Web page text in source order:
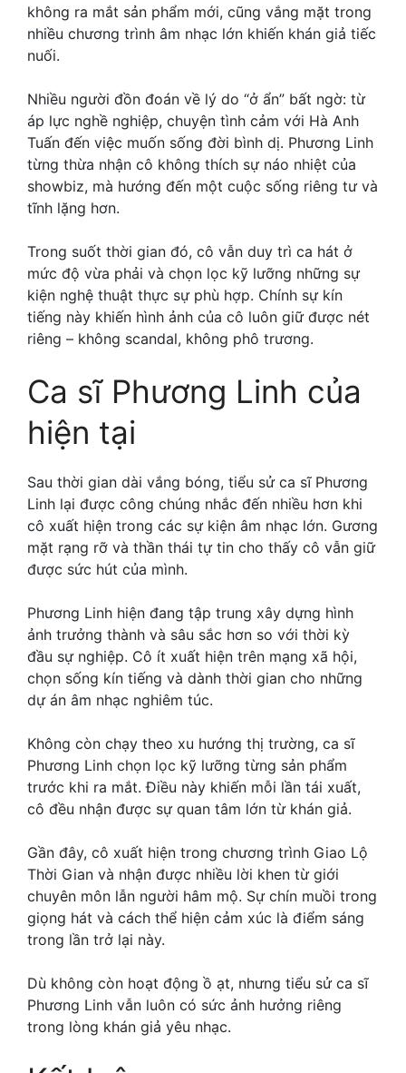
không ra mắt sản phẩm mới, cũng vắng mặt trong
nhiều chương trình âm nhạc lớn khiến khán giả tiếc
nuối.
Nhiều người đồn đoán về lý do “ở ẩn” bất ngờ: từ
áp lực nghề nghiệp, chuyện tình cảm với Hà Anh
Tuấn đến việc muốn sống đời bình dị. Phương Linh
từng thừa nhận cô không thích sự náo nhiệt của
showbiz, mà hướng đến một cuộc sống riêng tư và
tĩnh lặng hơn.
Trong suốt thời gian đó, cô vẫn duy trì ca hát ở
mức độ vừa phải và chọn lọc kỹ lưỡng những sự
kiện nghệ thuật thực sự phù hợp. Chính sự kín
tiếng này khiến hình ảnh của cô luôn giữ được nét
riêng – không scandal, không phô trương.
Ca sĩ Phương Linh của
hiện tại
Sau thời gian dài vắng bóng, tiểu sử ca sĩ Phương
Linh lại được công chúng nhắc đến nhiều hơn khi
cô xuất hiện trong các sự kiện âm nhạc lớn. Gương
mặt rạng rỡ và thần thái tự tin cho thấy cô vẫn giữ
được sức hút của mình.
Phương Linh hiện đang tập trung xây dựng hình
ảnh trưởng thành và sâu sắc hơn so với thời kỳ
đầu sự nghiệp. Cô ít xuất hiện trên mạng xã hội,
chọn sống kín tiếng và dành thời gian cho những
dự án âm nhạc nghiêm túc.
Không còn chạy theo xu hướng thị trường, ca sĩ
Phương Linh chọn lọc kỹ lưỡng từng sản phẩm
trước khi ra mắt. Điều này khiến mỗi lần tái xuất,
cô đều nhận được sự quan tâm lớn từ khán giả.
Gần đây, cô xuất hiện trong chương trình Giao Lộ
Thời Gian và nhận được nhiều lời khen từ giới
chuyên môn lẫn người hâm mộ. Sự chín muồi trong
giọng hát và cách thể hiện cảm xúc là điểm sáng
trong lần trở lại này.
Dù không còn hoạt động ồ ạt, nhưng tiểu sử ca sĩ
Phương Linh vẫn luôn có sức ảnh hưởng riêng
trong lòng khán giả yêu nhạc.